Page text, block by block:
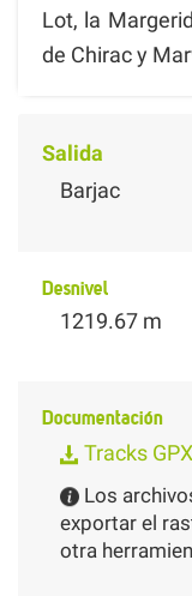
Lot, la
de Chirac y
Salida
Barjac
Desnivel
1219.67 m
Documentación
Tracks GPX
Los
exportar el
otra